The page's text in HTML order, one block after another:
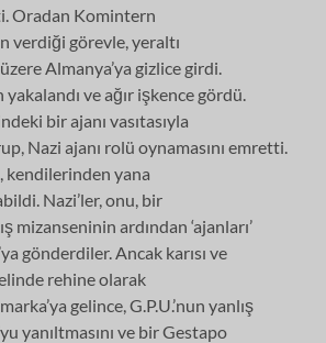
Oradan Komintern
verdiği görevle, yeraltı
Almanya’ya gizlice girdi.
yakalandı ve ağır işkence gördü.
bir ajanı vasıtasıyla
Nazi ajanı rolü oynamasını emretti.
kendilerinden yana
Nazi’ler, onu, bir
mizanseninin ardından ‘ajanları’
gönderdiler. Ancak karısı ve
rehine olarak
gelince, G.P.U.’nun yanlış
yanıltmasını ve bir Gestapo